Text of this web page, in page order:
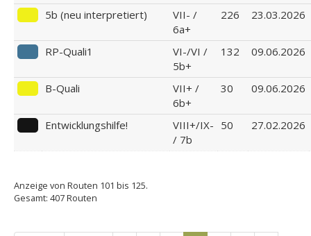
5b (neu interpretiert)
VII- /
6a+
226 23.03.2026
RP-Quali1
VI-/VI /
5b+
132 09.06.2026
B-Quali
VII+ /
6b+
30 09.06.2026
Entwicklungshilfe!
VIII+/IX-
/ 7b
50 27.02.2026
Anzeige von Routen 101 bis 125.
Gesamt: 407 Routen